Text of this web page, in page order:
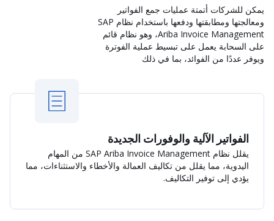
يمكن للشركات أتمتة عمليات جمع الفواتير
ومعالجتها ومطابقتها ودفعها باستخدام نظام SAP
Ariba Invoice Management، وهو نظام قائم
على السحابة يعمل على تبسيط عملية الفوترة
ويوفر عددًا من الفوائد، بما في ذلك
الفواتير الآلية والوفورات الجديدة
يقلل نظام SAP Ariba Invoice Management من المهام
اليدوية، مما يقلل من تكاليف العمالة والأخطاء والاستثناءات، مما
يؤدي إلى توفير التكاليف.